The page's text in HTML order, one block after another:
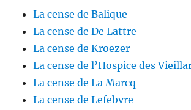
La cense de Balique
La cense de De Lattre
La cense de Kroezer
La cense de l’Hospice des
La cense de La Marcq
La cense de Lefebvre